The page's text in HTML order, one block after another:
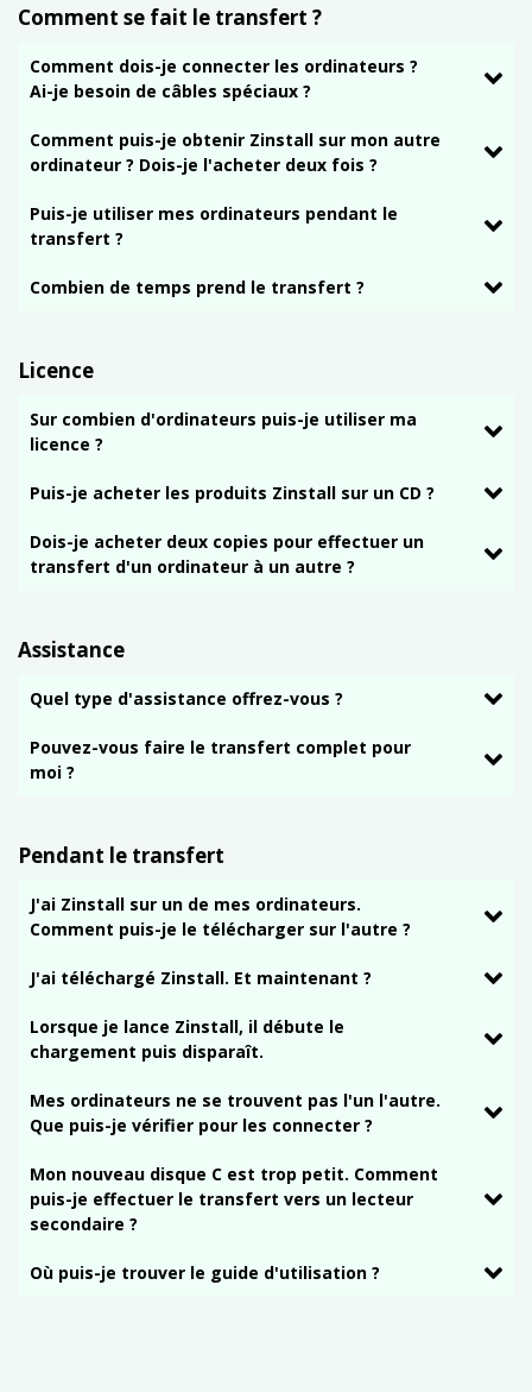
Comment se fait le transfert ?
Comment dois-je connecter les ordinateurs ?
Ai-je besoin de câbles spéciaux ?
Comment puis-je obtenir Zinstall sur mon autre
ordinateur ? Dois-je l'acheter deux fois ?
Puis-je utiliser mes ordinateurs pendant le
transfert ?
Combien de temps prend le transfert ?
Licence
Sur combien d'ordinateurs puis-je utiliser ma
licence ?
Puis-je acheter les produits Zinstall sur un CD ?
Dois-je acheter deux copies pour effectuer un
transfert d'un ordinateur à un autre ?
Assistance
Quel type d'assistance offrez-vous ?
Pouvez-vous faire le transfert complet pour
moi ?
Pendant le transfert
J'ai Zinstall sur un de mes ordinateurs.
Comment puis-je le télécharger sur l'autre ?
J'ai téléchargé Zinstall. Et maintenant ?
Lorsque je lance Zinstall, il débute le
chargement puis disparaît.
Mes ordinateurs ne se trouvent pas l'un l'autre.
Que puis-je vérifier pour les connecter ?
Mon nouveau disque C est trop petit. Comment
puis-je effectuer le transfert vers un lecteur
secondaire ?
Où puis-je trouver le guide d'utilisation ?